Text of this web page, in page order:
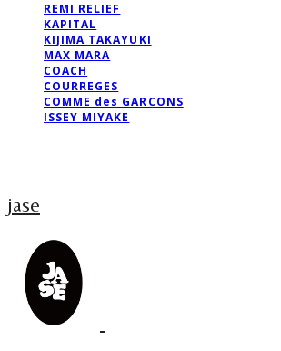
REMI RELIEF
KAPITAL
KIJIMA TAKAYUKI
MAX MARA
COACH
COURREGES
COMME des GARCONS
ISSEY MIYAKE
jase